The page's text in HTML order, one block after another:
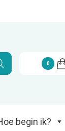
ik?
0
begin ik?